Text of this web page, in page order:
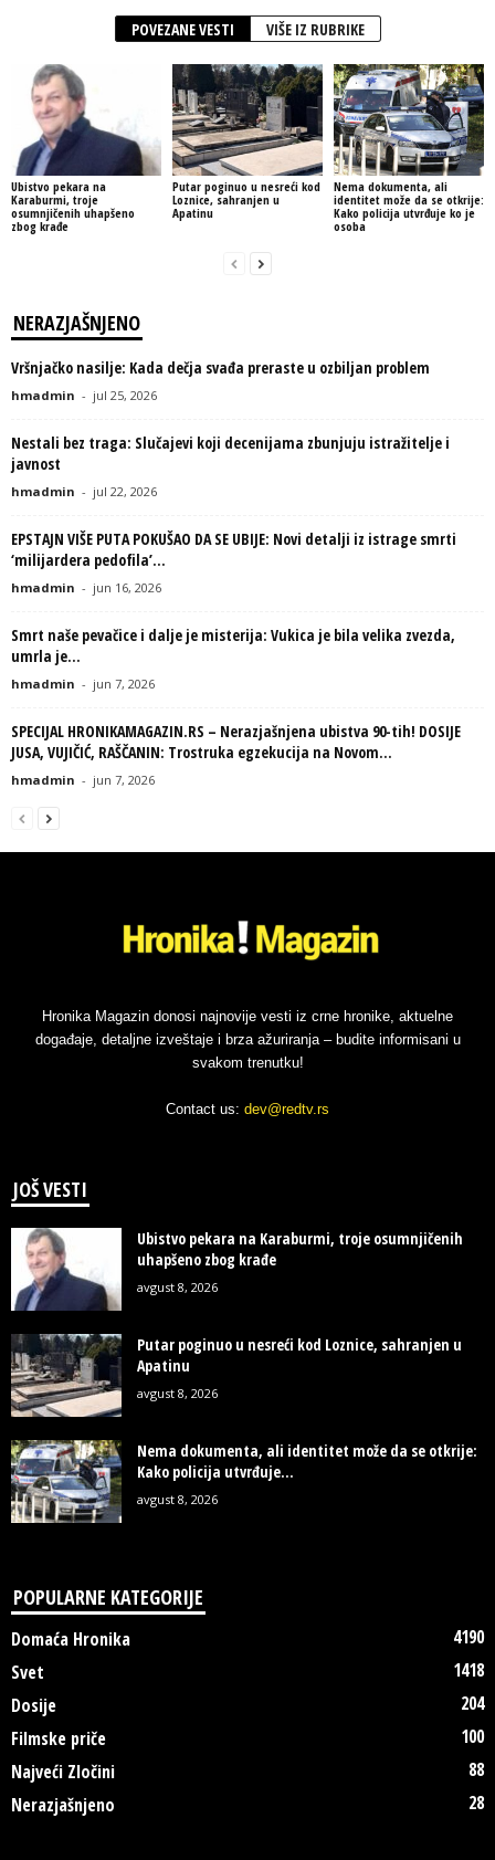
POVEZANE VESTI VIŠE IZ RUBRIKE
Ubistvo pekara na
Karaburmi, troje
osumnjičenih uhapšeno
zbog krađe
Putar poginuo u nesreći kod
Loznice, sahranjen u
Apatinu
Nema dokumenta, ali
identitet može da se otkrije:
Kako policija utvrđuje ko je
osoba
NERAZJAŠNJENO
Vršnjačko nasilje: Kada dečja svađa preraste u ozbiljan problem
hmadmin - jul 25, 2026
Nestali bez traga: Slučajevi koji decenijama zbunjuju istražitelje i
javnost
hmadmin - jul 22, 2026
EPSTAJN VIŠE PUTA POKUŠAO DA SE UBIJE: Novi detalji iz istrage smrti
‘milijardera pedofila’...
hmadmin - jun 16, 2026
Smrt naše pevačice i dalje je misterija: Vukica je bila velika zvezda,
umrla je...
hmadmin - jun 7, 2026
SPECIJAL HRONIKAMAGAZIN.RS – Nerazjašnjena ubistva 90-tih! DOSIJE
JUSA, VUJIČIĆ, RAŠČANIN: Trostruka egzekucija na Novom...
hmadmin - jun 7, 2026
Hronika Magazin donosi najnovije vesti iz crne hronike, aktuelne
događaje, detaljne izveštaje i brza ažuriranja – budite informisani u
svakom trenutku!
Contact us: dev@redtv.rs
JOŠ VESTI
Ubistvo pekara na Karaburmi, troje osumnjičenih
uhapšeno zbog krađe
avgust 8, 2026
Putar poginuo u nesreći kod Loznice, sahranjen u
Apatinu
avgust 8, 2026
Nema dokumenta, ali identitet može da se otkrije:
Kako policija utvrđuje...
avgust 8, 2026
POPULARNE KATEGORIJE
Domaća Hronika
4190
Svet
1418
Dosije
204
Filmske priče
100
Najveći Zločini
88
Nerazjašnjeno
28